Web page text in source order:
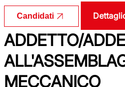
Candidati
ADDETTO/
MECCANICO